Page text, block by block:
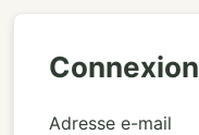
Connexion
Adresse e-mail